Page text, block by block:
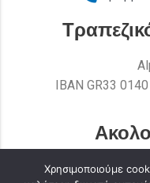
ΙΒΑΝ GR33
Χρησιμοποιούμε